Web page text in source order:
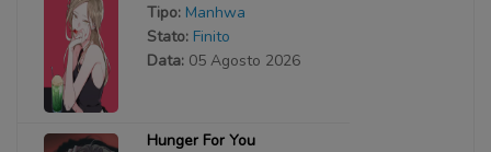
Tipo: Manhwa
Stato: Finito
Data: 05 Agosto 2026
Hunger For You